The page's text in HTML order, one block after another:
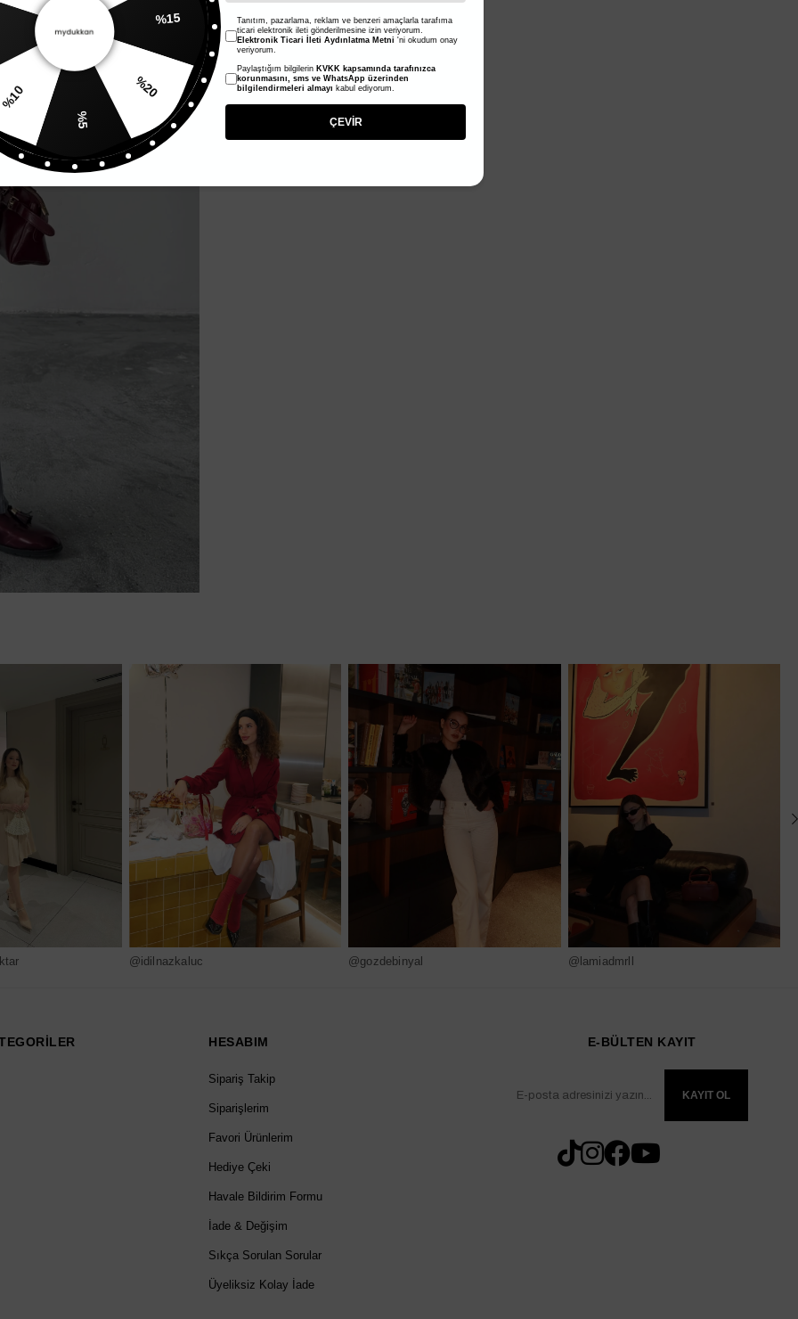
@idilnazkaluc @gozdebinyal @lamiadmrll
HESABIM
Sipariş Takip
Siparişlerim
Favori Ürünlerim
Hediye Çeki
Havale Bildirim Formu
İade & Değişim
Sıkça Sorulan Sorular
Üyeliksiz Kolay İade
E-BÜLTEN KAYIT
KAYIT OL
%15
%20
%5
Tanıtım, pazarlama, reklam ve benzeri amaçlarla tarafıma
ticari elektronik ileti gönderilmesine izin veriyorum.
Elektronik Ticari İleti Aydınlatma Metni 'ni okudum onay
veriyorum.
Paylaştığım bilgilerin KVKK kapsamında tarafınızca
korunmasını, sms ve WhatsApp üzerinden
bilgilendirmeleri almayı kabul ediyorum.
ÇEVİR